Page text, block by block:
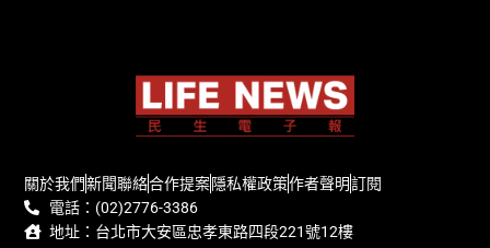
關於我們新聞聯絡合作提案隱私權政策作者聲明訂閱
電話：(02)2776-3386
地址：台北市大安區忠孝東路四段221號12樓